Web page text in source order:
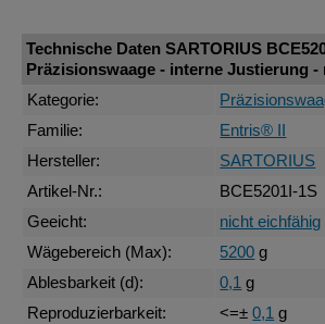
Technische Daten SARTORIUS
Präzisionswaage - interne Justierung
Kategorie:
Familie:
Entris® II
Hersteller:
SARTORIUS
Artikel-Nr.:
BCE5201I-1S
Geeicht:
nicht eichfähig
Wägebereich (Max):
5200 g
Ablesbarkeit (d):
0,1 g
Reproduzierbarkeit:
<=±0,1 g